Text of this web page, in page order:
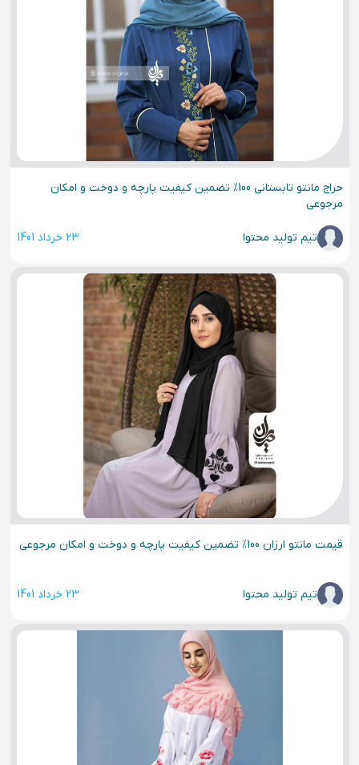
حراج مانتو تابستانی 100% تضمین کیفیت پارچه و دوخت و امکان
مرجوعی
تیم تولید محتوا 23 خرداد 1401
قیمت مانتو ارزان 100% تضمین کیفیت پارچه و دوخت و امکان مرجوعی
تیم تولید محتوا 23 خرداد 1401